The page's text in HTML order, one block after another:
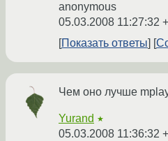
anonymous
05.03.2008 11:27:32
Показать ответы
Чем оно лучше
Yurand ★
05.03.2008 11:36:32